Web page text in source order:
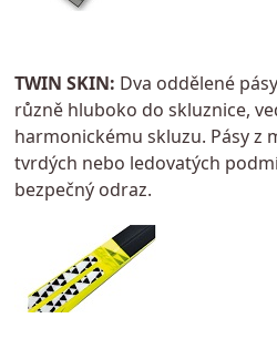
TWIN SKIN: Dva oddělené
různě hluboko do skluznice,
harmonickému skluzu. Pásy z
tvrdých nebo ledovatých
bezpečný odraz.